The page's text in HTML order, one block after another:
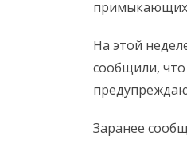
примыкающих
На этой
сообщили,
Заранее